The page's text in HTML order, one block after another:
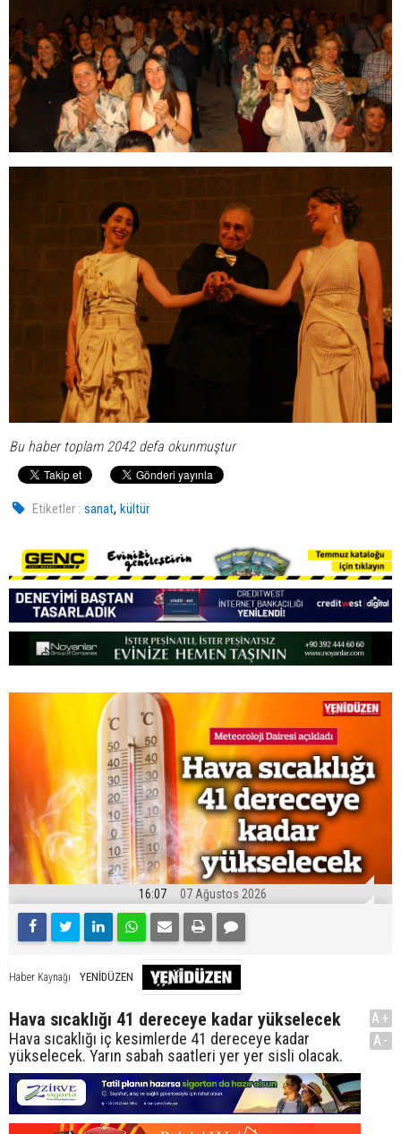
Bu haber toplam 2042 defa okunmuştur
Etiketler : sanat,kültür
16:07 07 Ağustos 2026
Haber Kaynağı YENİDÜZEN
Hava sıcaklığı 41 dereceye kadar yükselecek
Hava sıcaklığı iç kesimlerde 41 dereceye kadar
yükselecek. Yarın sabah saatleri yer yer sisli olacak.
A+
A-